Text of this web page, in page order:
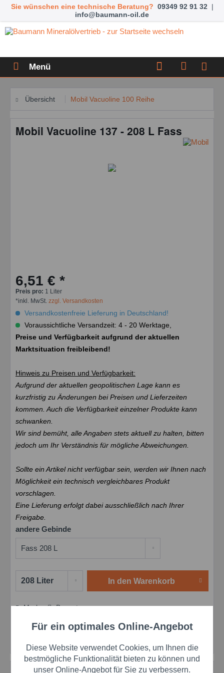
Sie wünschen eine technische Beratung? 09349 92 91 32 |
info@baumann-oil.de
Menü
Übersicht Mobil Vacuoline 100 Reihe
Mobil Vacuoline 137 - 208 L Fass
6,51 € *
Preis pro: 1 Liter
*inkl. MwSt. zzgl. Versandkosten
Versandkostenfreie Lieferung in Deutschland!
Voraussichtliche Versandzeit: 4 - 20 Werktage,
Preise und Verfügbarkeit aufgrund der aktuellen
Marktsituation freibleibend!
Hinweis zu Preisen und Verfügbarkeit:
Aufgrund der aktuellen geopolitischen Lage kann es
kurzfristig zu Änderungen bei Preisen und Lieferzeiten
kommen. Auch die Verfügbarkeit einzelner Produkte kann
schwanken.
Wir sind bemüht, alle Angaben stets aktuell zu halten, bitten
jedoch um Ihr Verständnis für mögliche Abweichungen.
Sollte ein Artikel nicht verfügbar sein, werden wir Ihnen nach
Möglichkeit ein technisch vergleichbares Produkt
vorschlagen.
Eine Lieferung erfolgt dabei ausschließlich nach Ihrer
Freigabe.
andere Gebinde
In den Warenkorb
Merken Bewerten
Artikel-Nr.:
schar126496
Beschreibung
Funktionale Aktiv
Marketing Aktiv
Für ein optimales Online-Angebot
Diese Website verwendet Cookies, um Ihnen die
bestmögliche Funktionalität bieten zu können und
unser Online-Angebot für Sie zu verbessern.